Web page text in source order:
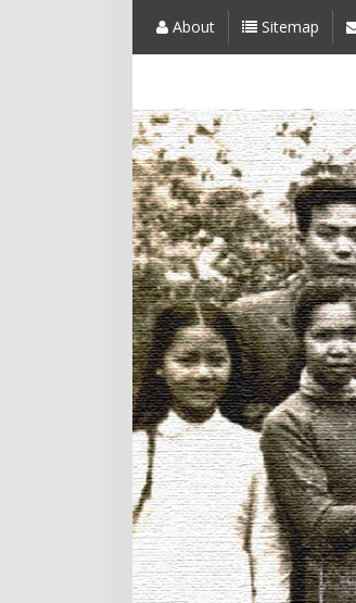
About Sitemap